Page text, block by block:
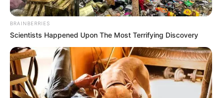
BRAINBERRIES
Scientists Happened Upon The Most Terrifying Discovery